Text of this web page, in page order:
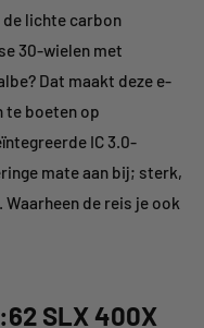
lichte carbon
30-wielen met
Dat maakt deze e-
te boeten op
IC 3.0-
mate aan bij; sterk,
de reis je ook
SLX 400X